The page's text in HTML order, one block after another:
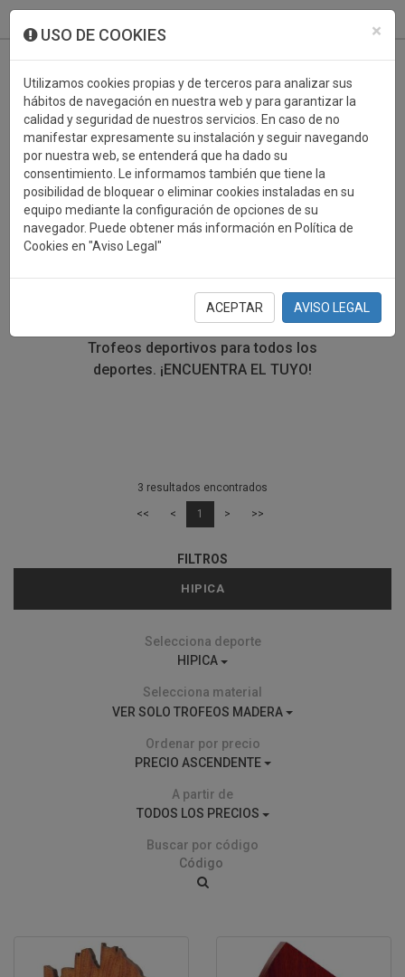
×
USO DE COOKIES
Utilizamos cookies propias y de terceros para analizar sus
hábitos de navegación en nuestra web y para garantizar la
calidad y seguridad de nuestros servicios. En caso de no
manifestar expresamente su instalación y seguir navegando
por nuestra web, se entenderá que ha dado su
consentimiento. Le informamos también que tiene la
posibilidad de bloquear o eliminar cookies instaladas en su
equipo mediante la configuración de opciones de su
navegador. Puede obtener más información en Política de
Cookies en "Aviso Legal"
ACEPTAR AVISO LEGAL
TROFEOS DEPORTIVOS
HIPICA
En esta sección encontrarás una gran variedad de
trofeos deportivos. Define tu búsqueda mediante los
filtros por deporte, material y precio del trofeo.
Trofeos deportivos para todos los
deportes. ¡ENCUENTRA EL TUYO!
3 resultados encontrados
<< < 1 > >>
FILTROS
HIPICA
Selecciona deporte
HIPICA
Selecciona material
VER SOLO TROFEOS MADERA
Ordenar por precio
PRECIO ASCENDENTE
A partir de
TODOS LOS PRECIOS
Buscar por código